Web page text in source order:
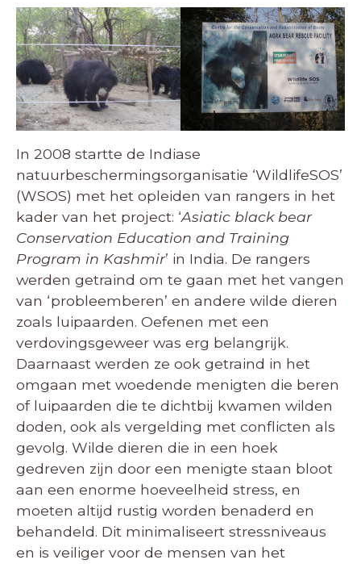
In 2008 startte de Indiase
natuurbeschermingsorganisatie ‘WildlifeSOS’
(WSOS) met het opleiden van rangers in het
kader van het project: ‘Asiatic black bear
Conservation Education and Training
Program in Kashmir’ in India. De rangers
werden getraind om te gaan met het vangen
van ‘probleemberen’ en andere wilde dieren
zoals luipaarden. Oefenen met een
verdovingsgeweer was erg belangrijk.
Daarnaast werden ze ook getraind in het
omgaan met woedende menigten die beren
of luipaarden die te dichtbij kwamen wilden
doden, ook als vergelding met conflicten als
gevolg. Wilde dieren die in een hoek
gedreven zijn door een menigte staan bloot
aan een enorme hoeveelheid stress, en
moeten altijd rustig worden benaderd en
behandeld. Dit minimaliseert stressniveaus
en is veiliger voor de mensen van het